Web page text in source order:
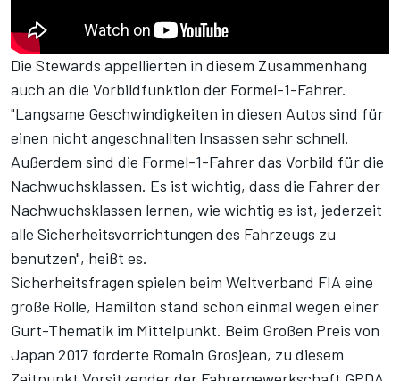
Die Stewards appellierten in diesem Zusammenhang
auch an die Vorbildfunktion der Formel-1-Fahrer.
"Langsame Geschwindigkeiten in diesen Autos sind für
einen nicht angeschnallten Insassen sehr schnell.
Außerdem sind die Formel-1-Fahrer das Vorbild für die
Nachwuchsklassen. Es ist wichtig, dass die Fahrer der
Nachwuchsklassen lernen, wie wichtig es ist, jederzeit
alle Sicherheitsvorrichtungen des Fahrzeugs zu
benutzen", heißt es.
Sicherheitsfragen spielen beim Weltverband FIA eine
große Rolle, Hamilton stand schon einmal wegen einer
Gurt-Thematik im Mittelpunkt. Beim Großen Preis von
Japan 2017 forderte Romain Grosjean, zu diesem